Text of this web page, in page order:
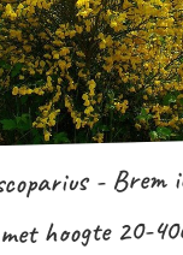
-
met hoogte 20-